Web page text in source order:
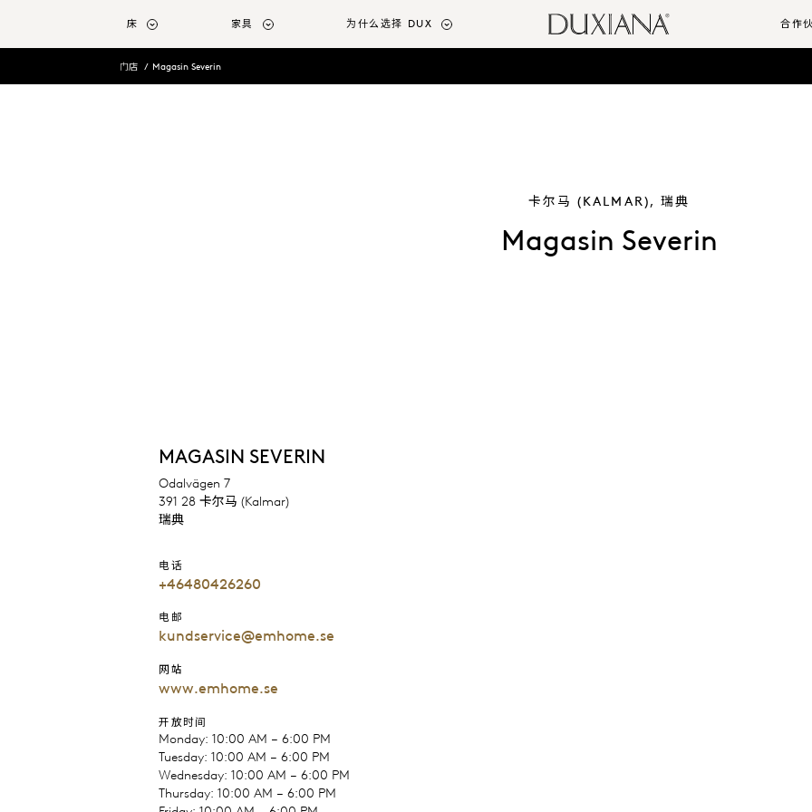
床 家具 为什么选择 DUX 合作
门店 Magasin Severin
卡尔马 (KALMAR), 瑞典
Magasin Severin
MAGASIN SEVERIN
Odalvägen 7
391 28 卡尔马 (Kalmar)
瑞典
电话
+46480426260
电邮
kundservice@emhome.se
网站
www.emhome.se
开放时间
Monday: 10:00 AM – 6:00 PM
Tuesday: 10:00 AM – 6:00 PM
Wednesday: 10:00 AM – 6:00 PM
Thursday: 10:00 AM – 6:00 PM